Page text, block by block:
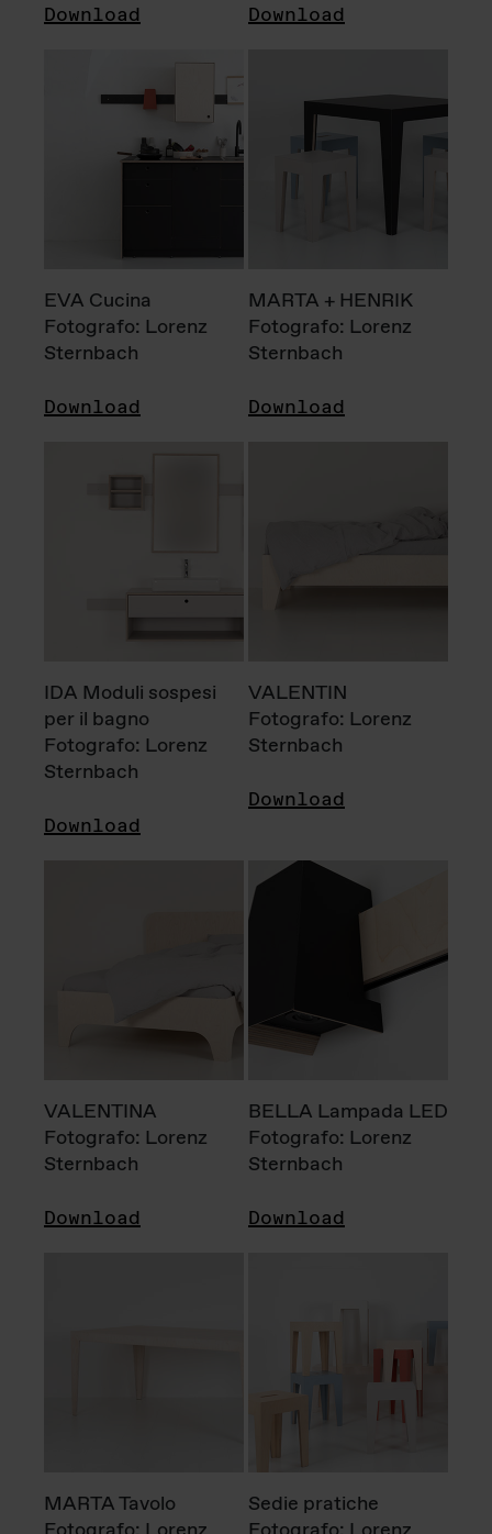
Download Download
EVA Cucina
Fotografo: Lorenz
Sternbach
Download
MARTA + HENRIK
Fotografo: Lorenz
Sternbach
Download
IDA Moduli sospesi
per il bagno
Fotografo: Lorenz
Sternbach
Download
VALENTIN
Fotografo: Lorenz
Sternbach
Download
VALENTINA
Fotografo: Lorenz
Sternbach
Download
BELLA Lampada LED
Fotografo: Lorenz
Sternbach
Download
MARTA Tavolo
Sedie pratiche